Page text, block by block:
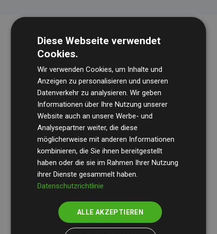
Die Wirtschaftsprüfungsgesellschaft BDOüberprüft
regelmäßig unsere Berechnungen und Methodik, um
Transparenz und Verlässlichkeit sicherzustellen.
Ihre Prüfungen belegen, dass unsere Investitionen in
Klimaschutzprojekte im Durchschnitt200 % der
geschätzten CO₂-Emissionender teilnehmenden
Websites kompensieren – ein klarer Nachweis für die
messbare Klimawirkung unseres Ansatzes.
Diese Webseite verwendet
Cookies.
Wir verwenden Cookies, um Inhalte und
Anzeigen zu personalisieren und unseren
Datenverkehr zu analysieren. Wir geben
Informationen über Ihre Nutzung unserer
Website auch an unsere Werbe- und
Analysepartner weiter, die diese
möglicherweise mit anderen Informationen
kombinieren, die Sie ihnen bereitgestellt
haben oder die sie im Rahmen Ihrer Nutzung
ihrer Dienste gesammelt haben.
Datenschutzrichtlinie
ALLE AKZEPTIEREN